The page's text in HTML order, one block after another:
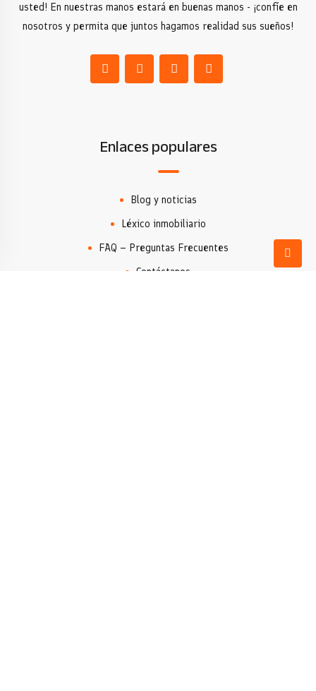
usted! En nuestras manos estará en buenas manos - ¡confíe en
nosotros y permita que juntos hagamos realidad sus sueños!
Enlaces populares
Blog y noticias
Léxico inmobiliario
FAQ – Preguntas Frecuentes
Contáctanos